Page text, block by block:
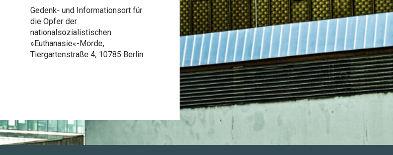
Gedenk- und Informationsort für
die Opfer der
nationalsozialistischen
»Euthanasie«-Morde,
Tiergartenstraße 4, 10785 Berlin